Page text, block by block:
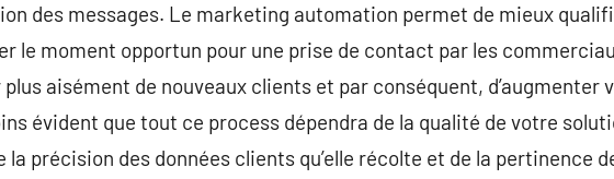
des messages. Le marketing automation permet de mieux
le moment opportun pour une prise de contact par les
aisément de nouveaux clients et par conséquent, d’augmenter
évident que tout ce process dépendra de la qualité de votre
précision des données clients qu’elle récolte et de la pertinence